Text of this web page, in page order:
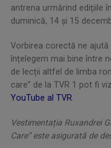
antrena urmărind ediţiile
duminică, 14 şi 15
Vorbirea corectă ne
înțelegem mai bine între
de lecții altfel de limba
care” de la TVR 1 pot fi
YouTube al TVR
Vestimentația Ruxandrei
Care” este asigurată de